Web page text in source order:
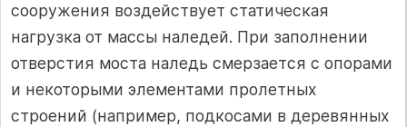
сооружения воздействует статическая
нагрузка от массы наледей. При заполнении
отверстия моста наледь смерзается с опорами
и некоторыми элементами пролетных
строений (например, подкосами в деревянных